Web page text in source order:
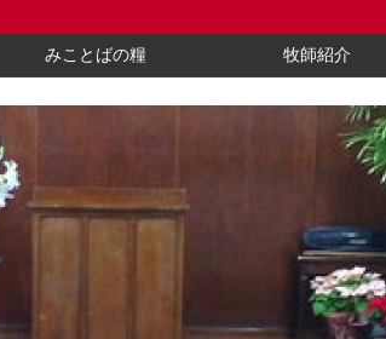
みことばの糧 牧師紹介